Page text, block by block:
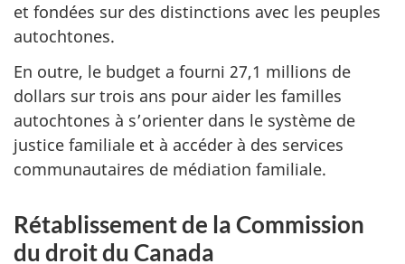
et fondées sur des distinctions avec les peuples
autochtones.
En outre, le budget a fourni 27,1 millions de
dollars sur trois ans pour aider les familles
autochtones à s’orienter dans le système de
justice familiale et à accéder à des services
communautaires de médiation familiale.
Rétablissement de la Commission
du droit du Canada